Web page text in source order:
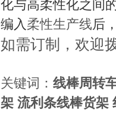
化与高柔性化之间
编入柔性生产线后
如需订制，欢迎
关键词：线棒周转
架 流利条线棒货架